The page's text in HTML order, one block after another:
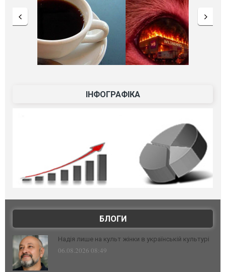
ІНФОГРАФІКА
БЛОГИ
Надія лише на культ жінки в українській культурі
06.08.2026 08:49